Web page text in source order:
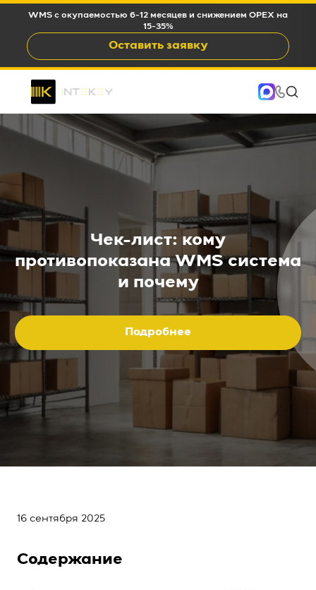
WMS c окупаемостью 6-12 месяцев и снижением OPEX на
15-35%
Оставить заявку
Чек-лист: кому
противопоказана WMS система
и почему
Подробнее
16 сентября 2025
Содержание